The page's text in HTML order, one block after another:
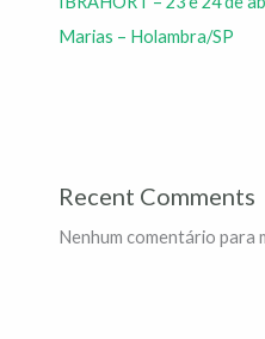
Marias – Holambra/SP
Recent Comments
Nenhum comentário para